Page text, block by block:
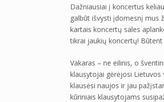
Dažniausiai į koncertus
galbūt išvysti įdomesnį mus
kartais koncertų sales
tikrai jaukių koncertų!
Vakaras – ne eilinis, o
klausytojai gėrėjosi
klausėsi naujos ir jau
kūriniais klausytojams